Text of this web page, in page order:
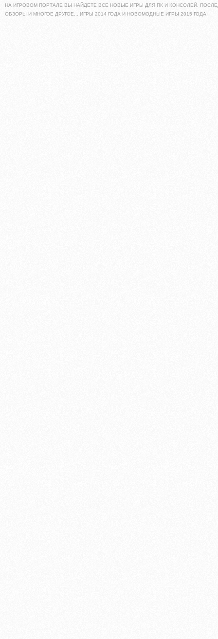
НА ИГРОВОМ ПОРТАЛЕ ВЫ НАЙДЕТЕ ВСЕ НОВЫЕ ИГРЫ ДЛЯ ПК И КОНСОЛЕЙ.
ОБЗОРЫ И МНОГОЕ ДРУГОЕ... ИГРЫ 2014 ГОДА И НОВОМОДНЫЕ ИГРЫ 2015 ГОДА!